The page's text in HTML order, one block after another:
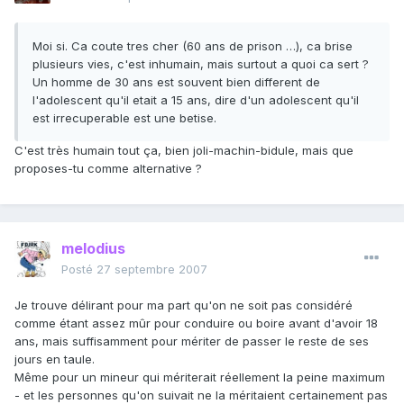
Moi si. Ca coute tres cher (60 ans de prison …), ca brise
plusieurs vies, c'est inhumain, mais surtout a quoi ca sert ?
Un homme de 30 ans est souvent bien different de
l'adolescent qu'il etait a 15 ans, dire d'un adolescent qu'il
est irrecuperable est une betise.
C'est très humain tout ça, bien joli-machin-bidule, mais que
proposes-tu comme alternative ?
melodius
Posté 27 septembre 2007
Je trouve délirant pour ma part qu'on ne soit pas considéré
comme étant assez mûr pour conduire ou boire avant d'avoir 18
ans, mais suffisamment pour mériter de passer le reste de ses
jours en taule.
Même pour un mineur qui mériterait réellement la peine maximum
- et les personnes qu'on suivait ne la méritaient certainement pas